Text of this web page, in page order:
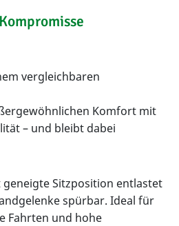
vergleichbaren
Komfort mit
– und bleibt dabei
Sitzposition entlastet
spürbar. Ideal für
Fahrten und hohe